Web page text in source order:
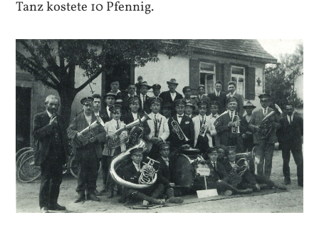
Tanz kostete 10 Pfennig.